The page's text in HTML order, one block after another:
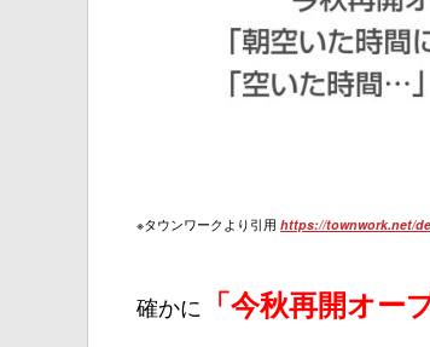
※タウンワークより引用 https://townwork.net/
確かに 「今秋再開オー